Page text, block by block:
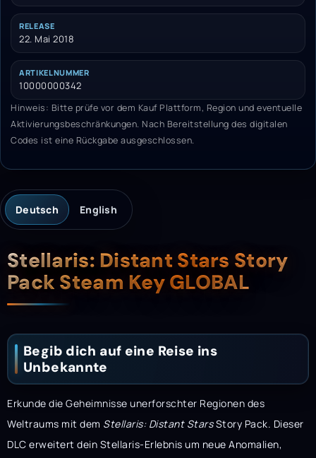
RELEASE
22. Mai 2018
ARTIKELNUMMER
10000000342
Hinweis: Bitte prüfe vor dem Kauf Plattform, Region und eventuelle
Aktivierungsbeschränkungen. Nach Bereitstellung des digitalen
Codes ist eine Rückgabe ausgeschlossen.
Deutsch English
Beschreibung
Stellaris: Distant Stars Story
Pack Steam Key GLOBAL
Begib dich auf eine Reise ins
Unbekannte
Erkunde die Geheimnisse unerforschter Regionen des
Weltraums mit dem Stellaris: Distant StarsStory Pack. Dieser
DLC erweitert dein Stellaris-Erlebnis um neue Anomalien,